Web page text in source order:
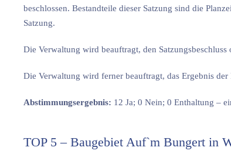
beschlossen. Bestandteile dieser Satzung sind die
Satzung.
Die Verwaltung wird beauftragt, den
Die Verwaltung wird ferner beauftragt, das Ergebnis
Abstimmungsergebnis: 12 Ja; 0 Nein; 0 Enthaltung –
TOP 5 – Baugebiet Auf`m Bungert in